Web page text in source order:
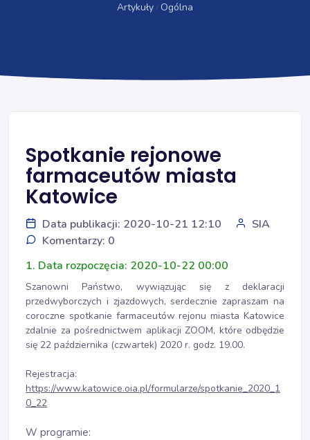
Artykuły Ogólna
Spotkanie rejonowe
farmaceutów miasta
Katowice
Data publikacji: 2020-10-21 12:10
SIA
Komentarzy: 0
1. Data rozpoczęcia: 2020-10-22 00:00
Szanowni Państwo, wywiązując się z deklaracji
przedwyborczych i zjazdowych, serdecznie zapraszam na
coroczne spotkanie farmaceutów rejonu miasta Katowice
zdalnie za pośrednictwem aplikacji ZOOM, które odbędzie
się 22 października (czwartek) 2020 r. godz. 19.00.
Rejestracja:
https://www.katowice.oia.pl/formularze/spotkanie_2020_1
0_22
W programie: